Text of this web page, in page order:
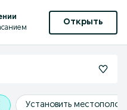
Открыть
Установить